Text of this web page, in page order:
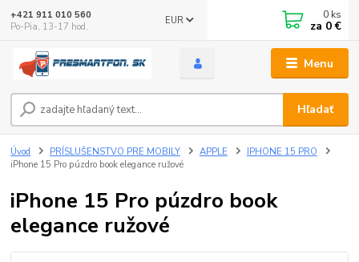
Menu
EUR
Hľadať
+421 911 010 560
Po-Pia, 13-17 hod.
0 ks
za 0 €
Úvod PRÍSLUŠENSTVO PRE MOBILY APPLE
IPHONE 15 PRO
iPhone 15 Pro púzdro book elegance ružové
iPhone 15 Pro púzdro book
elegance ružové